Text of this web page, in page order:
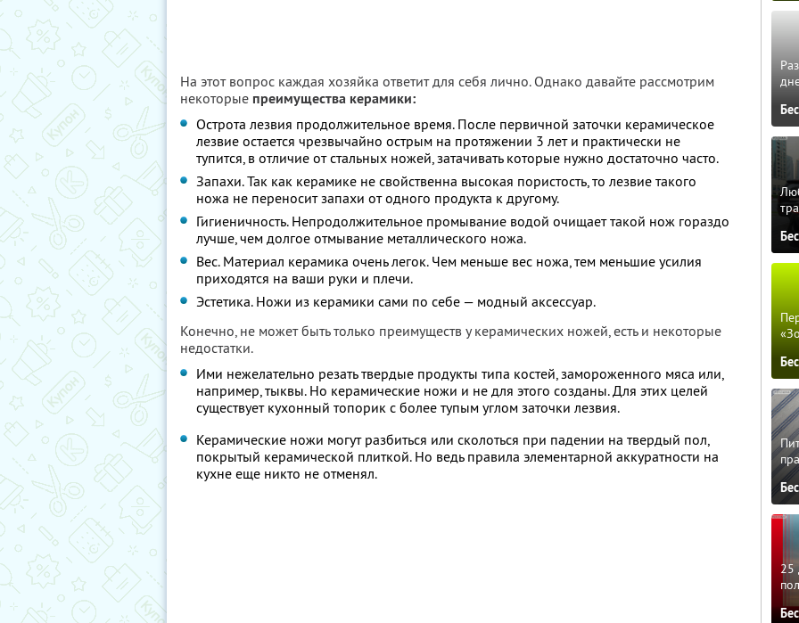
На этот вопрос каждая хозяйка ответит для себя лично. Однако давайте рассмотрим
некоторые преимущества керамики:
Острота лезвия продолжительное время. После первичной заточки керамическое
лезвие остается чрезвычайно острым на протяжении 3 лет и практически не
тупится, в отличие от стальных ножей, затачивать которые нужно достаточно часто.
Запахи. Так как керамике не свойственна высокая пористость, то лезвие такого
ножа не переносит запахи от одного продукта к другому.
Гигиеничность. Непродолжительное промывание водой очищает такой нож гораздо
лучше, чем долгое отмывание металлического ножа.
Вес. Материал керамика очень легок. Чем меньше вес ножа, тем меньшие усилия
приходятся на ваши руки и плечи.
Эстетика. Ножи из керамики сами по себе — модный аксессуар.
Конечно, не может быть только преимуществ у керамических ножей, есть и некоторые
недостатки.
Ими нежелательно резать твердые продукты типа костей, замороженного мяса или,
например, тыквы. Но керамические ножи и не для этого созданы. Для этих целей
существует кухонный топорик с более тупым углом заточки лезвия.
Керамические ножи могут разбиться или сколоться при падении на твердый пол,
покрытый керамической плиткой. Но ведь правила элементарной аккуратности на
кухне еще никто не отменял.
25